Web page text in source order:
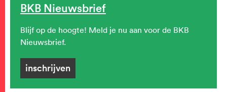
BKB Nieuwsbrief
Blijf op de hoogte! Meld je nu aan voor de BKB
Nieuwsbrief.
inschrijven